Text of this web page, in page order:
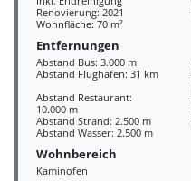
Renovierung: 2021
Wohnfläche: 70 m²
Entfernungen
Abstand Bus: 3.000 m
Abstand Flughafen: 31 km
Abstand Restaurant:
10.000 m
Abstand Strand: 2.500 m
Abstand Wasser: 2.500 m
Wohnbereich
Kaminofen